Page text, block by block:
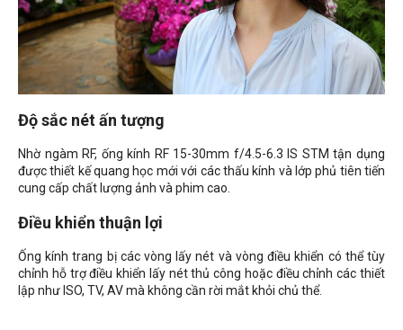
Độ sắc nét ấn tượng
Nhờ ngàm RF, ống kính RF 15-30mm f/4.5-6.3 IS STM tận dụng
được thiết kế quang học mới với các thấu kính và lớp phủ tiên tiến
cung cấp chất lượng ảnh và phim cao.
Điều khiển thuận lợi
Ống kính trang bị các vòng lấy nét và vòng điều khiển có thể tùy
chỉnh hỗ trợ điều khiển lấy nét thủ công hoặc điều chỉnh các thiết
lập như ISO, TV, AV mà không cần rời mắt khỏi chủ thể.